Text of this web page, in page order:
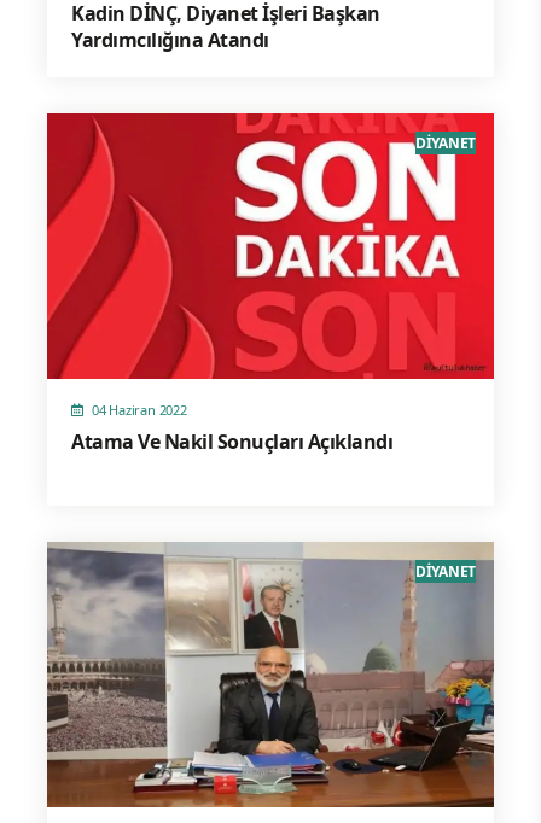
Kadin DİNÇ, Diyanet İşleri Başkan
Yardımcılığına Atandı
04 Haziran 2022
Atama Ve Nakil Sonuçları Açıklandı
DİYANET
DİYANET